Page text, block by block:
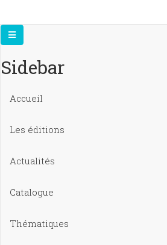
Sidebar
Accueil
Les éditions
Actualités
Catalogue
Thématiques